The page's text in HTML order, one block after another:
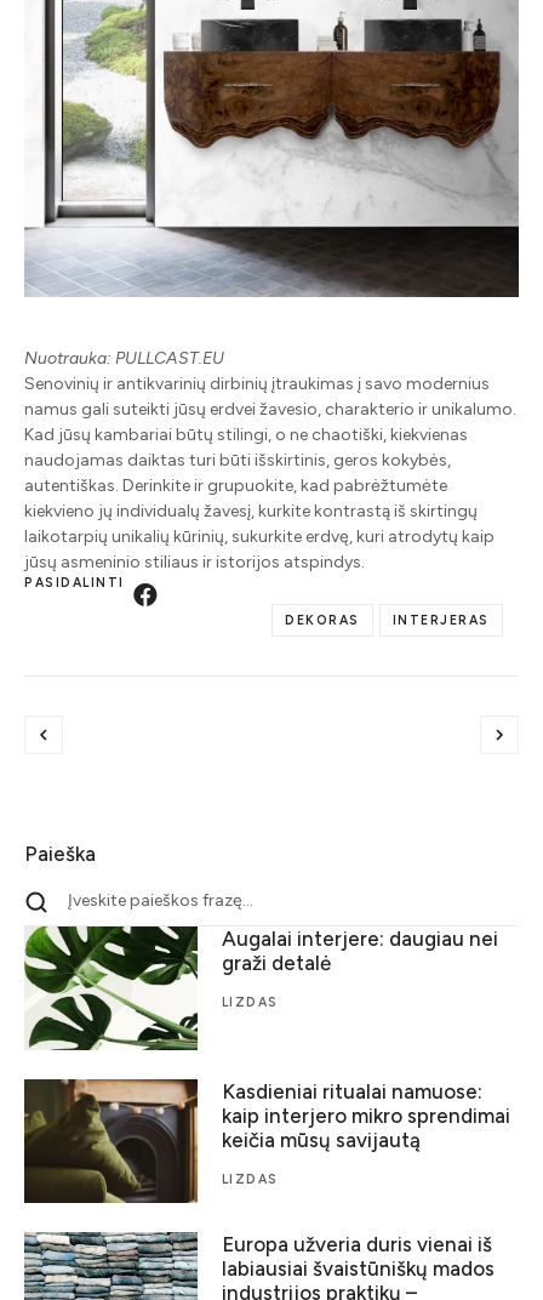
Nuotrauka: PULLCAST.EU
Senovinių ir antikvarinių dirbinių įtraukimas į savo modernius
namus gali suteikti jūsų erdvei žavesio, charakterio ir unikalumo.
Kad jūsų kambariai būtų stilingi, o ne chaotiški, kiekvienas
naudojamas daiktas turi būti išskirtinis, geros kokybės,
autentiškas. Derinkite ir grupuokite, kad pabrėžtumėte
kiekvieno jų individualų žavesį, kurkite kontrastą iš skirtingų
laikotarpių unikalių kūrinių, sukurkite erdvę, kuri atrodytų kaip
jūsų asmeninio stiliaus ir istorijos atspindys.
PASIDALINTI
DEKORAS INTERJERAS
Paieška
Augalai interjere: daugiau nei
graži detalė
LIZDAS
Kasdieniai ritualai namuose:
kaip interjero mikro sprendimai
keičia mūsų savijautą
LIZDAS
Europa užveria duris vienai iš
labiausiai švaistūniškų mados
industrijos praktikų –